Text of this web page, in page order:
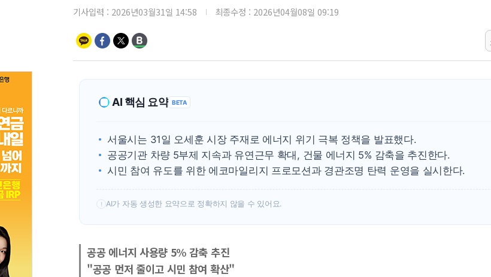
사우디·튀르키예·파키스탄, '공
신길동 신축도 3.3㎡당 7250만
[베트남 증시] 유동성 부진 지속,
'찜통더위'에 전력수요 역대 최
후티 반군, 예멘 정부군과 사우
기사입력 : 2026년03월31일 14:58 최종수정 : 2026년04월08일 09:19
AI 핵심 요약 BETA
서울시는 31일 오세훈 시장 주재로 에너지 위기 극복 정책을 발표했다.
공공기관 차량 5부제 지속과 유연근무 확대, 건물 에너지 5% 감축을 추진한다.
시민 참여 유도를 위한 에코마일리지 프로모션과 경관조명 탄력 운영을 실시한다.
! AI가 자동 생성한 요약으로 정확하지 않을 수 있어요.
공공 에너지 사용량 5% 감축 추진
"공공 먼저 줄이고 시민 참여 확산"